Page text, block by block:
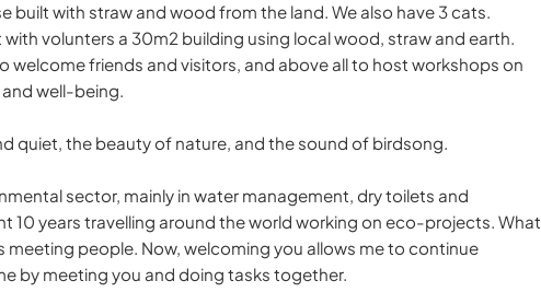
built with straw and wood from the land. We also have 3 cats.
with volunters a 30m2 building using local wood, straw and earth.
welcome friends and visitors, and above all to host workshops on
well-being.
quiet, the beauty of nature, and the sound of birdsong.
sector, mainly in water management, dry toilets and
10 years travelling around the world working on eco-projects. What
meeting people. Now, welcoming you allows me to continue
by meeting you and doing tasks together.